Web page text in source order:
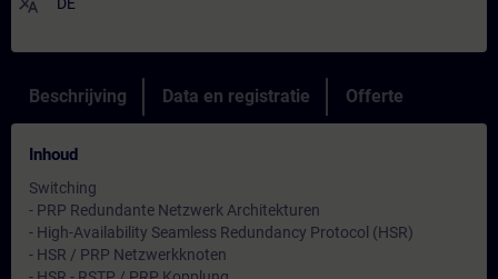
Beschrijving Data en registratie Offerte
Inhoud
Switching
- PRP Redundante Netzwerk Architekturen
- High-Availability Seamless Redundancy Protocol (HSR)
- HSR / PRP Netzwerkknoten